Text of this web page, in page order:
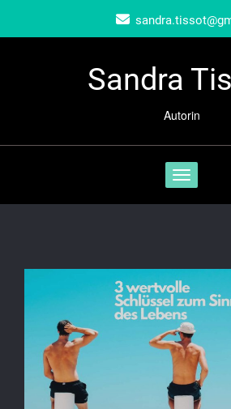
content
Sandra
Autorin
Schalte